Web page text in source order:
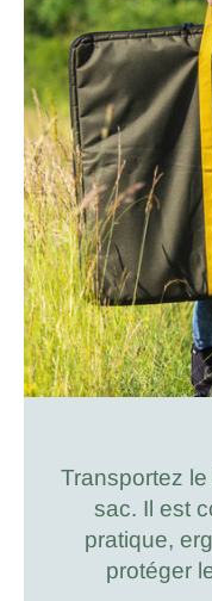
Transportez
sac. Il est
pratique,
protéger